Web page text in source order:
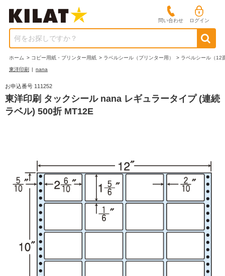
問い合わせ ログイン
何をお探しですか？
ホーム > コピー用紙・プリンター用紙 > ラベルシール（プリンター用） > ラベルシール（12
東洋印刷 | nana
お申込番号 111252
東洋印刷 タックシール nana レギュラータイプ (連続
ラベル) 500折 MT12E